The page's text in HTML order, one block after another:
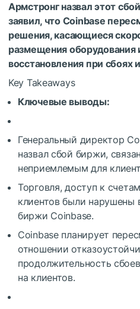
Армстронг назвал этот
заявил, что Coinbase
решения, касающиеся
размещения оборудования
восстановления при сбоях
Key Takeaways
Ключевые выводы:
Генеральный директор
назвал сбой биржи,
неприемлемым для
Торговля, доступ к
клиентов были нарушены
биржи Coinbase.
Coinbase планирует
отношении
продолжительность
на клиентов.